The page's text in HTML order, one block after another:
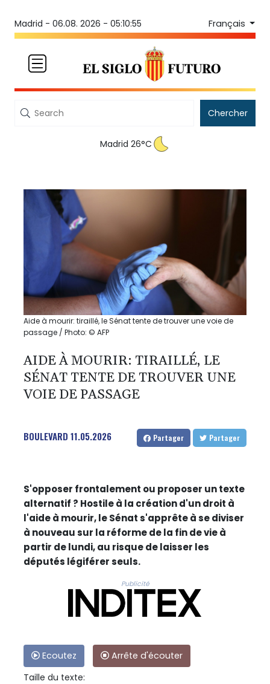
Madrid - 06.08. 2026 - 05:10:55 Français
Chercher
Madrid 26°C
Aide à mourir: tiraillé, le Sénat tente de trouver une voie de
passage / Photo: © AFP
AIDE À MOURIR: TIRAILLÉ, LE
SÉNAT TENTE DE TROUVER UNE
VOIE DE PASSAGE
BOULEVARD 11.05.2026 Partager Partager
S'opposer frontalement ou proposer un texte
alternatif ? Hostile à la création d'un droit à
l'aide à mourir, le Sénat s'apprête à se diviser
à nouveau sur la réforme de la fin de vie à
partir de lundi, au risque de laisser les
députés légiférer seuls.
Publicité
Ecoutez
Arrête d'écouter
Taille du texte: